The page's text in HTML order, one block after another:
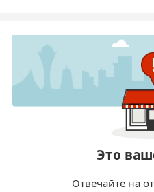
Это
Отвечайте на